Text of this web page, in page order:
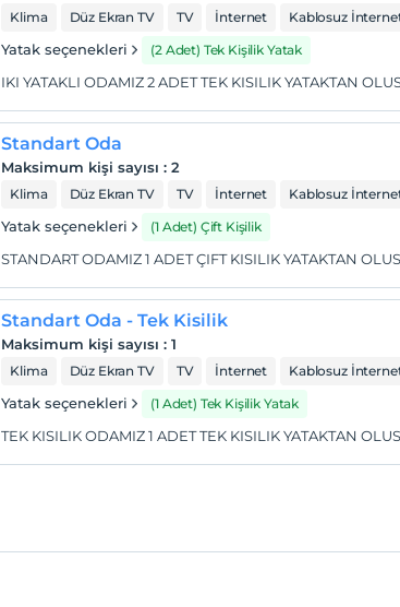
Klima Düz Ekran TV TV İnternet Kablosuz
Yatak seçenekleri (2 Adet) Tek Kişilik Yatak
IKI YATAKLI ODAMIZ 2 ADET TEK KISILIK YATAKTAN
Standart Oda
Maksimum kişi sayısı :2
Klima Düz Ekran TV TV İnternet Kablosuz
Yatak seçenekleri (1 Adet) Çift Kişilik
STANDART ODAMIZ 1 ADET ÇIFT KISILIK YATAKTAN
Standart Oda - Tek Kisilik
Maksimum kişi sayısı :1
Klima Düz Ekran TV TV İnternet Kablosuz
Yatak seçenekleri (1 Adet) Tek Kişilik Yatak
TEK KISILIK ODAMIZ 1 ADET TEK KISILIK YATAKTAN